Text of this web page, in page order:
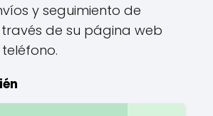
y seguimiento de
de su página web